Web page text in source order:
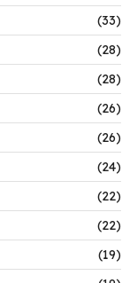
(33)
(28)
(28)
(26)
(26)
(24)
(22)
(22)
(19)